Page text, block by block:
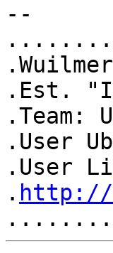
--
.Est.
.User
.User
. http://